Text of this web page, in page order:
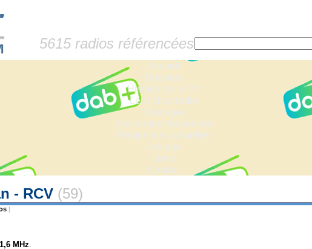
5615 radios référencées
Accueil
Dossiers
Histoire de la FM
Les fiches radio
Sondages
Anciennes fréquences
Fréquences actuelles
Lexique
Liens
Contact
- RCV (59)
|
MHz.